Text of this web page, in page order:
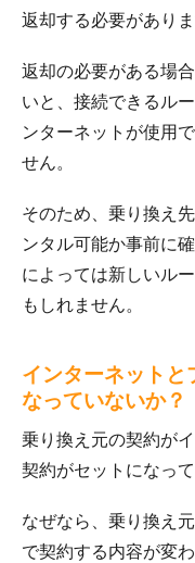
返却する必要がありま
返却の必要がある場
いと、接続できるル
ンターネットが使用
せん。
そのため、乗り換え
ンタル可能か事前に
によっては新しいル
もしれません。
インターネットと
なっていないか？
乗り換え元の契約が
契約がセットになっ
なぜなら、乗り換え
で契約する内容が変